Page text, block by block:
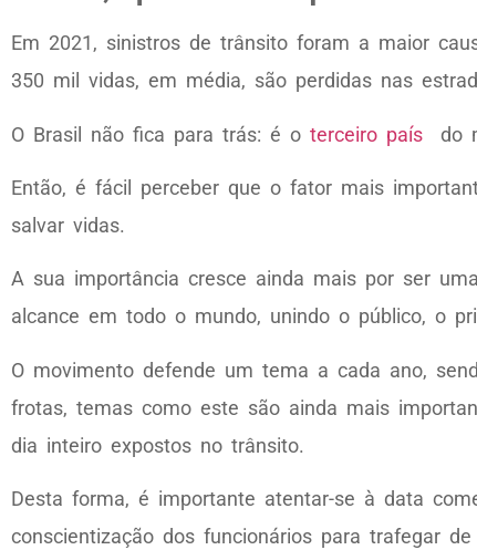
Em 2021, sinistros de trânsito foram a maior
350 mil vidas, em média, são perdidas nas
O Brasil não fica para trás: é o terceiro país do
Então, é fácil perceber que o fator mais
salvar vidas.
A sua importância cresce ainda mais por ser
alcance em todo o mundo, unindo o público, o
O movimento defende um tema a cada ano,
frotas, temas como este são ainda mais
dia inteiro expostos no trânsito.
Desta forma, é importante atentar-se à data
conscientização dos funcionários para trafegar